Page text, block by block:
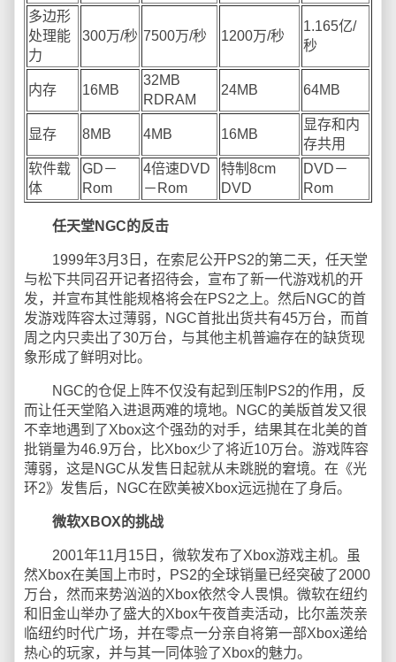
多边形
处理能
力
300万/秒 7500万/秒 1200万/秒
1.165亿/
秒
内存 16MB
32MB
RDRAM
24MB 64MB
显存 8MB 4MB 16MB
显存和内
存共用
软件载
体
GD－
Rom
4倍速DVD
－Rom
特制8cm
DVD
DVD－
Rom
任天堂NGC的反击
1999年3月3日，在索尼公开PS2的第二天，任天堂
与松下共同召开记者招待会，宣布了新一代游戏机的开
发，并宣布其性能规格将会在PS2之上。然后NGC的首
发游戏阵容太过薄弱，NGC首批出货共有45万台，而首
周之内只卖出了30万台，与其他主机普遍存在的缺货现
象形成了鲜明对比。
NGC的仓促上阵不仅没有起到压制PS2的作用，反
而让任天堂陷入进退两难的境地。NGC的美版首发又很
不幸地遇到了Xbox这个强劲的对手，结果其在北美的首
批销量为46.9万台，比Xbox少了将近10万台。游戏阵容
薄弱，这是NGC从发售日起就从未跳脱的窘境。在《光
环2》发售后，NGC在欧美被Xbox远远抛在了身后。
微软XBOX的挑战
2001年11月15日，微软发布了Xbox游戏主机。虽
然Xbox在美国上市时，PS2的全球销量已经突破了2000
万台，然而来势汹汹的Xbox依然令人畏惧。微软在纽约
和旧金山举办了盛大的Xbox午夜首卖活动，比尔盖茨亲
临纽约时代广场，并在零点一分亲自将第一部Xbox递给
热心的玩家，并与其一同体验了Xbox的魅力。